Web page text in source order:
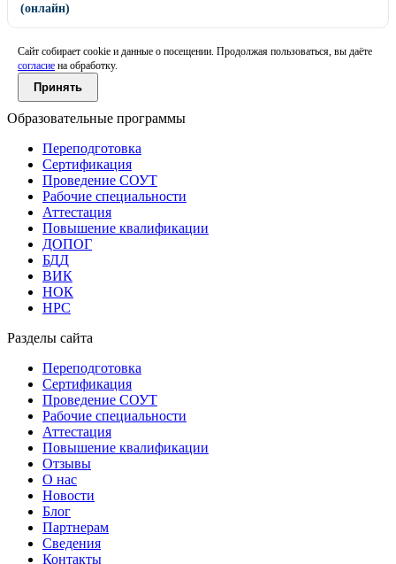
(онлайн)
Сайт собирает cookie и данные о посещении. Продолжая пользоваться, вы даёте
согласие на обработку.
Принять
Образовательные программы
Переподготовка
Сертификация
Проведение СОУТ
Рабочие специальности
Аттестация
Повышение квалификации
ДОПОГ
БДД
ВИК
НОК
НРС
Разделы сайта
Переподготовка
Сертификация
Проведение СОУТ
Рабочие специальности
Аттестация
Повышение квалификации
Отзывы
О нас
Новости
Блог
Партнерам
Сведения
Контакты